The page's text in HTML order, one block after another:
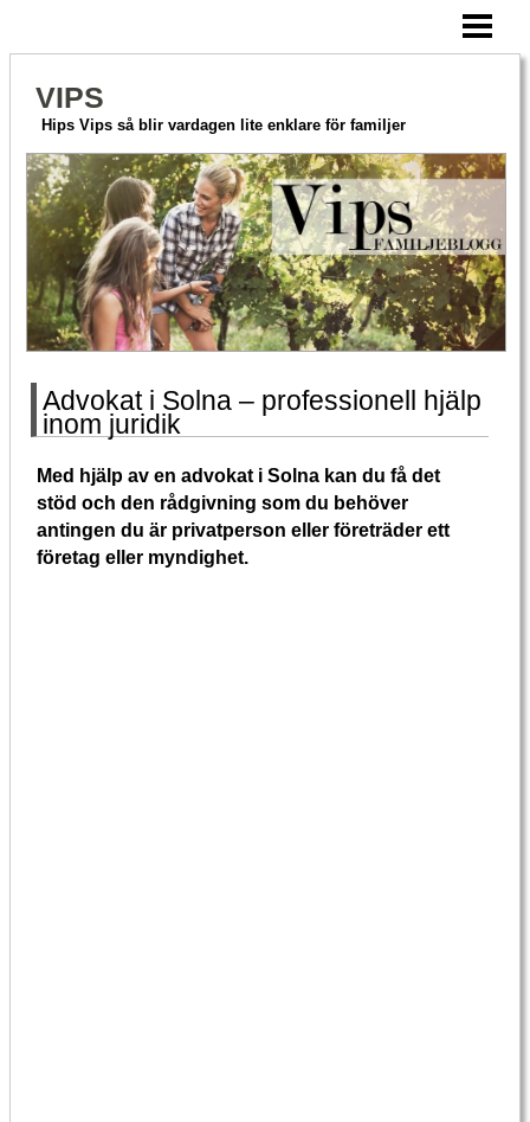
HITTA PÅ TILLSAMMANS
OM VIPS
BLOGG
VIPS
Hips Vips så blir vardagen lite enklare för familjer
Advokat i Solna – professionell hjälp
inom juridik
Med hjälp av en advokat i Solna kan du få det
stöd och den rådgivning som du behöver
antingen du är privatperson eller företräder ett
företag eller myndighet.